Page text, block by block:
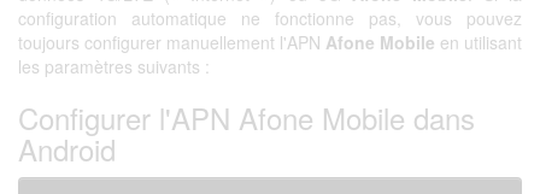
configuration automatique ne fonctionne pas, vous pouvez
toujours configurer manuellement l'APN Afone Mobile en utilisant
les paramètres suivants :
Configurer l'APN Afone Mobile dans
Android